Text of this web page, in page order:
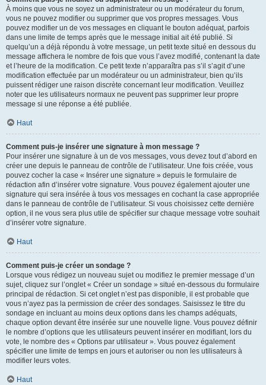
À moins que vous ne soyez un administrateur ou un modérateur du forum,
vous ne pouvez modifier ou supprimer que vos propres messages. Vous
pouvez modifier un de vos messages en cliquant le bouton adéquat, parfois
dans une limite de temps après que le message initial ait été publié. Si
quelqu’un a déjà répondu à votre message, un petit texte situé en dessous du
message affichera le nombre de fois que vous l’avez modifié, contenant la date
et l’heure de la modification. Ce petit texte n’apparaîtra pas s’il s’agit d’une
modification effectuée par un modérateur ou un administrateur, bien qu’ils
puissent rédiger une raison discrète concernant leur modification. Veuillez
noter que les utilisateurs normaux ne peuvent pas supprimer leur propre
message si une réponse a été publiée.
Haut
Comment puis-je insérer une signature à mon message ?
Pour insérer une signature à un de vos messages, vous devez tout d’abord en
créer une depuis le panneau de contrôle de l’utilisateur. Une fois créée, vous
pouvez cocher la case « Insérer une signature » depuis le formulaire de
rédaction afin d’insérer votre signature. Vous pouvez également ajouter une
signature qui sera insérée à tous vos messages en cochant la case appropriée
dans le panneau de contrôle de l’utilisateur. Si vous choisissez cette dernière
option, il ne vous sera plus utile de spécifier sur chaque message votre souhait
d’insérer votre signature.
Haut
Comment puis-je créer un sondage ?
Lorsque vous rédigez un nouveau sujet ou modifiez le premier message d’un
sujet, cliquez sur l’onglet « Créer un sondage » situé en-dessous du formulaire
principal de rédaction. Si cet onglet n’est pas disponible, il est probable que
vous n’ayez pas la permission de créer des sondages. Saisissez le titre du
sondage en incluant au moins deux options dans les champs adéquats,
chaque option devant être insérée sur une nouvelle ligne. Vous pouvez définir
le nombre d’options que les utilisateurs peuvent insérer en modifiant, lors du
vote, le nombre des « Options par utilisateur ». Vous pouvez également
spécifier une limite de temps en jours et autoriser ou non les utilisateurs à
modifier leurs votes.
Haut